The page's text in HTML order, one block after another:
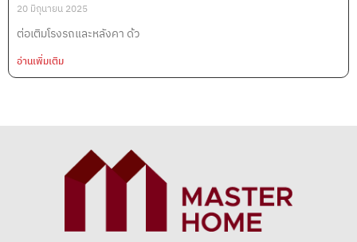
20 มิถุนายน 2025
ต่อเติมโรงรถและหลังคา ด้ว
อ่านเพิ่มเติม